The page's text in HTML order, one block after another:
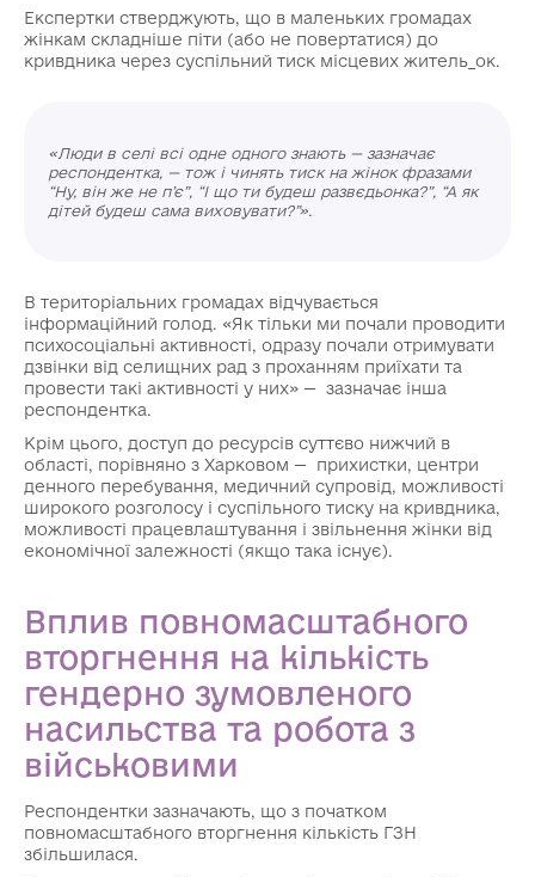
Експертки стверджують, що в маленьких громадах
жінкам складніше піти (або не повертатися) до
кривдника через суспільний тиск місцевих житель_ок.
«Люди в селі всі одне одного знають — зазначає
респондентка, — тож і чинять тиск на жінок фразами
“Ну, він же не п’є”, “І що ти будеш развєдьонка?”, “А як
дітей будеш сама виховувати?”».
В територіальних громадах відчувається
інформаційний голод. «Як тільки ми почали проводити
психосоціальні активності, одразу почали отримувати
дзвінки від селищних рад з проханням приїхати та
провести такі активності у них» — зазначає інша
респондентка.
Крім цього, доступ до ресурсів суттєво нижчий в
області, порівняно з Харковом — прихистки, центри
денного перебування, медичний супровід, можливості
широкого розголосу і суспільного тиску на кривдника,
можливості працевлаштування і звільнення жінки від
економічної залежності (якщо така існує).
Вплив повномасштабного
вторгнення на кількість
гендерно зумовленого
насильства та робота з
військовими
Респондентки зазначають, що з початком
повномасштабного вторгнення кількість ГЗН
збільшилася.